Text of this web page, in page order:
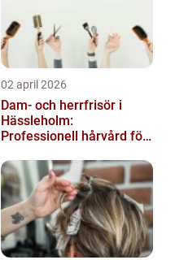
02 april 2026
Dam- och herrfrisör i
Hässleholm:
Professionell hårvård för